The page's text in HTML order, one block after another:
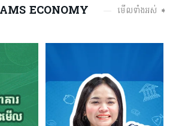
ECONOMY មើលទាំងអស់ ➧